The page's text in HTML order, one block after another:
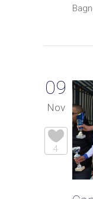
09
Nov
4